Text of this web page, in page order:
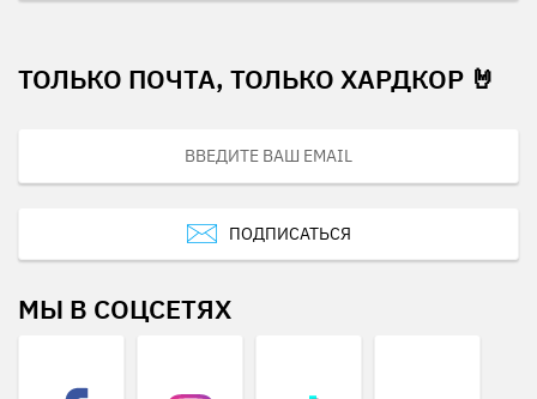
ТОЛЬКО ПОЧТА, ТОЛЬКО ХАРДКОР 🤘
ПОДПИСАТЬСЯ
МЫ В СОЦСЕТЯХ